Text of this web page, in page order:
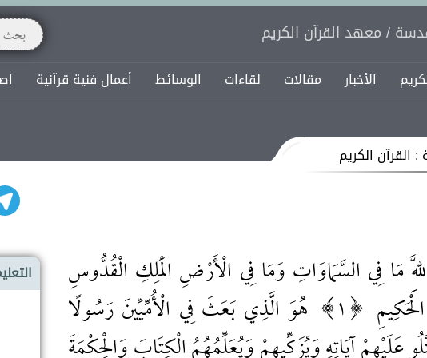
/ معهد القرآن الكريم
الأخبار مقالات لقاءات الوسائط أعمال فنية قرآنية
الكريم
مَا فِي السَّمَاوَاتِ وَمَا فِي الْأَرْضِ الْمَلِكِ الْقُدُّوسِ
1
هُوَ الَّذِي بَعَثَ فِي الْأُمِّيِّينَ رَسُولًا
عَلَيْهِمْ آيَاتِهِ وَيُزَكِّيهِمْ وَيُعَلِّمُهُمُ الْكِتَابَ وَالْحِكْمَةَ